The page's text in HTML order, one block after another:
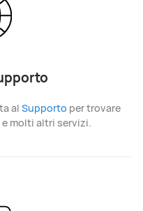
al Supporto per trovare
molti altri servizi.